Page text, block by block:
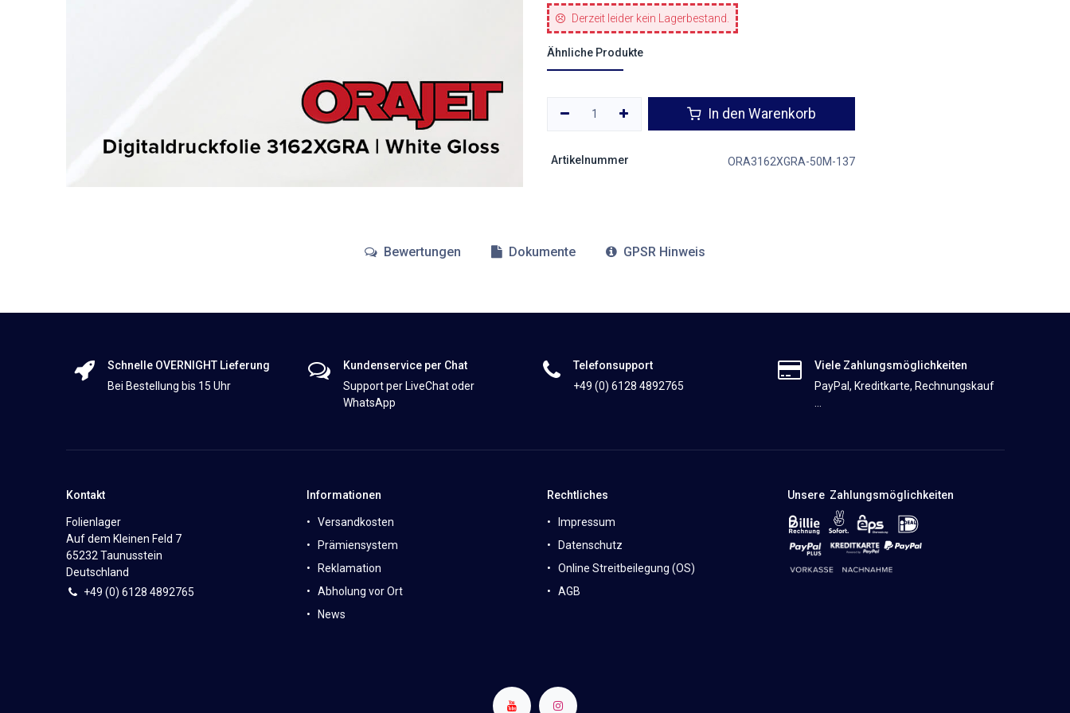
Derzeit leider kein Lagerbestand.
Ähnliche Produkte
In den Warenkorb
Artikelnummer ORA3162XGRA-50M-137
Bewertungen Dokumente GPSR Hinweis
Schnelle OVERNIGHT Lieferung
Bei Bestellung bis 15 Uhr
Kundenservice per Chat
Support per LiveChat oder
WhatsApp
Telefonsupport
+49 (0) 6128 4892765
Viele Zahlungsmöglichkeiten
PayPal, Kreditkarte, Rechnungskauf
Kontakt
Folienlager
Auf dem Kleinen Feld 7
65232 Taunusstein
Deutschland
+49 (0) 6128 4892765
Informationen
Versandkosten
Prämiensystem
Reklamation
Abholung vor Ort
News
Rechtliches
Impressum
Datenschutz
Online Streitbeilegung (OS)
AGB
Unsere Zahlungsmöglichkeiten